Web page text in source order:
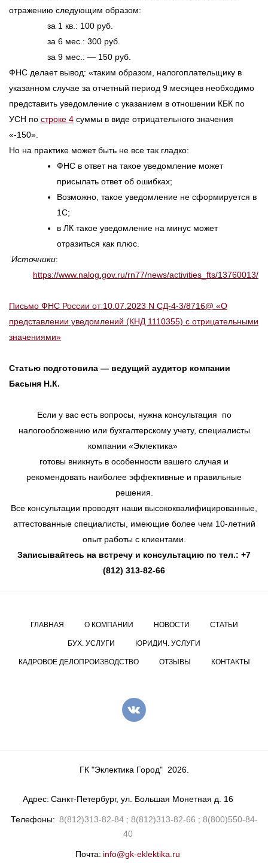
отражению следующим образом:
за 1 кв.: 100 руб.
за 6 мес.: 300 руб.
за 9 мес.: — 150 руб.
ФНС делает вывод: «таким образом, налогоплательщику в
указанном случае за отчетный период 9 месяцев необходимо
представить уведомление с указанием в отношении КБК по
УСН по строке 4 суммы в виде отрицательного значения
«-150».
Но на практике может быть не все так гладко:
ФНС в ответ на такое уведомление может
присылать ответ об ошибках;
Возможно, такое уведомление не сформируется в
1С;
в ЛК такое уведомление на минус может
отразиться как плюс.
Источники:
https://www.nalog.gov.ru/rn77/news/activities_fts/13760013/
Письмо ФНС России от 10.07.2023 N СД-4-3/8716@ «О
представлении уведомлений (КНД 1110355) с отрицательными
значениями»
Статью подготовила — ведущий аудитор компании
Басыня Н.К.
Если у вас есть вопросы, нужна консультация по
налогообложению или бухгалтерскому учету, специалисты
компании «Эклектика»
готовы вникнуть в особенности вашего случая и
рекомендовать наиболее эффективные и правильные
решения.
Все консультации проводят наши высококвалифицированные,
аттестованные специалисты, имеющие более чем 10-летний
опыт работы с клиентами.
Записывайтесь на встречу и консультацию по тел.: +7
(812) 313-82-66
ГЛАВНАЯ О КОМПАНИИ НОВОСТИ СТАТЬИ
БУХ. УСЛУГИ ЮРИДИЧ. УСЛУГИ
КАДРОВОЕ ДЕЛОПРОИЗВОДСТВО ОТЗЫВЫ КОНТАКТЫ
ГК "Эклектика Город" 2026.
Адрес Санкт-Петербург, ул. Большая Монетная д. 16
Телефоны 8(812)313-82-84 8(812)313-82-66
8(800)550-84-
40
Почта info@gk-eklektika.ru